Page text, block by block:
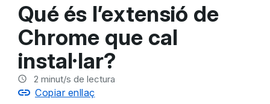
Qué és l’extensió de
Chrome que cal
instal·lar?
2 minut/s de lectura
Copiar enllaç